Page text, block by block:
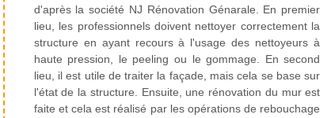
d'après la société NJ Rénovation Génarale. En premier
lieu, les professionnels doivent nettoyer correctement la
structure en ayant recours à l'usage des nettoyeurs à
haute pression, le peeling ou le gommage. En second
lieu, il est utile de traiter la façade, mais cela se base sur
l'état de la structure. Ensuite, une rénovation du mur est
faite et cela est réalisé par les opérations de rebouchage